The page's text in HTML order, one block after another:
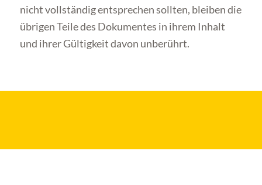
nicht vollständig entsprechen sollten, bleiben die
übrigen Teile des Dokumentes in ihrem Inhalt
und ihrer Gültigkeit davon unberührt.